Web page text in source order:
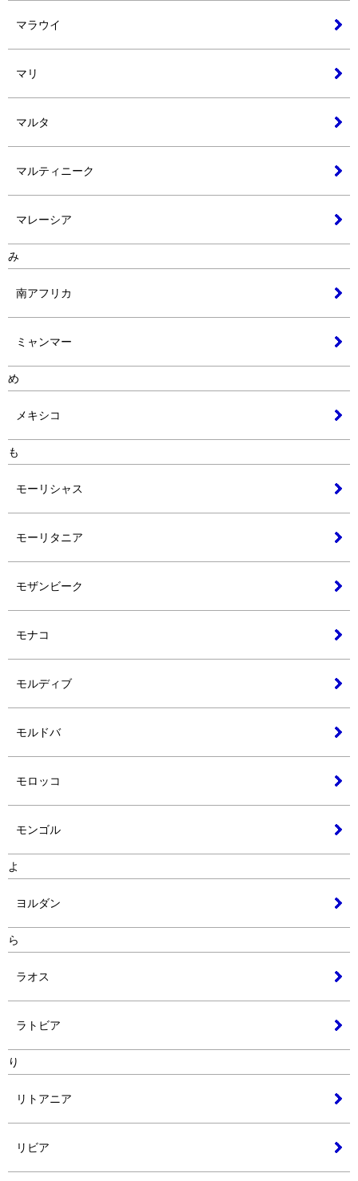
マラウイ
マリ
マルタ
マルティニーク
マレーシア
み
南アフリカ
ミャンマー
め
メキシコ
も
モーリシャス
モーリタニア
モザンビーク
モナコ
モルディブ
モルドバ
モロッコ
モンゴル
よ
ヨルダン
ら
ラオス
ラトビア
り
リトアニア
リビア